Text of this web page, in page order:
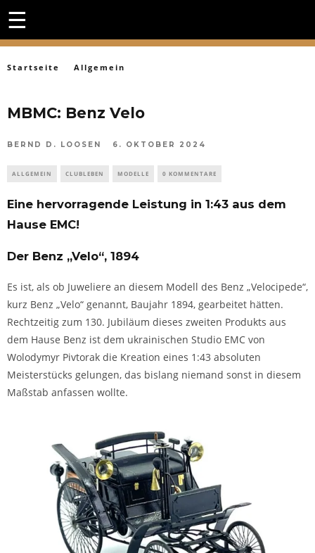
☰
Startseite Allgemein
MBMC: Benz Velo
BERND D. LOOSEN 6. OKTOBER 2024
ALLGEMEIN CLUBLEBEN MODELLE 0 KOMMENTARE
Eine hervorragende Leistung in 1:43 aus dem
Hause EMC!
Der Benz „Velo“, 1894
Es ist, als ob Juweliere an diesem Modell des Benz „Velocipede“,
kurz Benz „Velo“ genannt, Baujahr 1894, gearbeitet hätten.
Rechtzeitig zum 130. Jubiläum dieses zweiten Produkts aus
dem Hause Benz ist dem ukrainischen Studio EMC von
Wolodymyr Pivtorak die Kreation eines 1:43 absoluten
Meisterstücks gelungen, das bislang niemand sonst in diesem
Maßstab anfassen wollte.